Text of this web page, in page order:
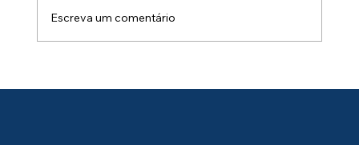
Escreva um comentário